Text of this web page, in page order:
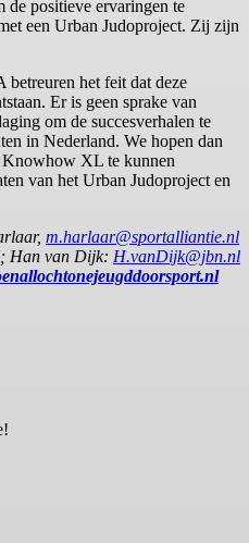
de positieve ervaringen te
een Urban Judoproject. Zij zijn
het feit dat deze
Er is geen sprake van
om de succesverhalen te
in Nederland. We hopen dan
Knowhow XL te kunnen
van het Urban Judoproject en
m.harlaar@sportalliantie.nl
Han van Dijk: H.vanDijk@jbn.nl